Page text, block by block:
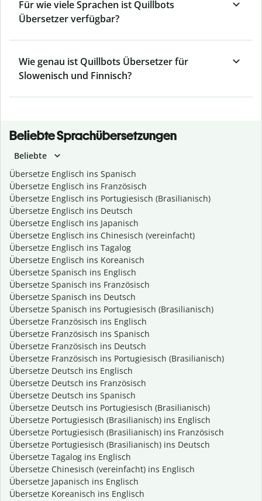
Für wie viele Sprachen ist Quillbots
Übersetzer verfügbar?
Wie genau ist Quillbots Übersetzer für
Slowenisch und Finnisch?
Beliebte Sprachübersetzungen
Beliebte
Übersetze Englisch ins Spanisch
Übersetze Englisch ins Französisch
Übersetze Englisch ins Portugiesisch (Brasilianisch)
Übersetze Englisch ins Deutsch
Übersetze Englisch ins Japanisch
Übersetze Englisch ins Chinesisch (vereinfacht)
Übersetze Englisch ins Tagalog
Übersetze Englisch ins Koreanisch
Übersetze Spanisch ins Englisch
Übersetze Spanisch ins Französisch
Übersetze Spanisch ins Deutsch
Übersetze Spanisch ins Portugiesisch (Brasilianisch)
Übersetze Französisch ins Englisch
Übersetze Französisch ins Spanisch
Übersetze Französisch ins Deutsch
Übersetze Französisch ins Portugiesisch (Brasilianisch)
Übersetze Deutsch ins Englisch
Übersetze Deutsch ins Französisch
Übersetze Deutsch ins Spanisch
Übersetze Deutsch ins Portugiesisch (Brasilianisch)
Übersetze Portugiesisch (Brasilianisch) ins Englisch
Übersetze Portugiesisch (Brasilianisch) ins Französisch
Übersetze Portugiesisch (Brasilianisch) ins Deutsch
Übersetze Tagalog ins Englisch
Übersetze Chinesisch (vereinfacht) ins Englisch
Übersetze Japanisch ins Englisch
Übersetze Koreanisch ins Englisch